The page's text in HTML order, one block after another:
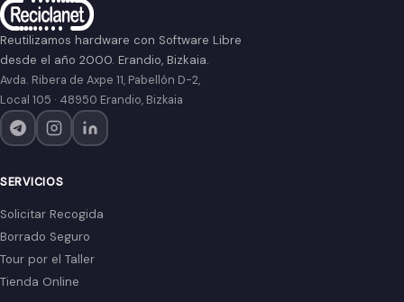
Pie de página
Reutilizamos hardware con Software Libre
desde el año 2000. Erandio, Bizkaia.
Avda. Ribera de Axpe 11, Pabellón D-2,
Local 105 · 48950 Erandio, Bizkaia
SERVICIOS
Solicitar Recogida
Borrado Seguro
Tour por el Taller
Tienda Online